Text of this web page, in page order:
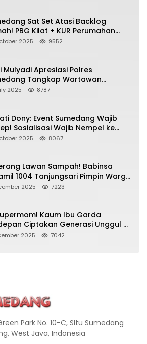
Sat Set Atasi Backlog
PBG Kilat + KUR Perumahan
Kunci!2025 9552
Mulyadi Apresiasi Polres
Tangkap Wartawan
Pemeras Kades
2025 8787
Dony: Event Sumedang Wajib
Sosialisasi Wajib Nempel ke
Budaya!
2025 8067
Lawan Sampah! Babinsa
1004 Tanjungsari Pimpin Warga
Gorong-Gorong & Plastik
2025 7223
Kaum Ibu Garda
Ciptakan Generasi Unggul di
2025 7042
Park No. 10-C, SItu Sumedang
West Java, Indonesia